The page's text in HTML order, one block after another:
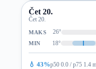
Čet 20.
Čet 20.
MAKS 26°
MIN 18°
💧 43%p50 0.0 / p75 1.4